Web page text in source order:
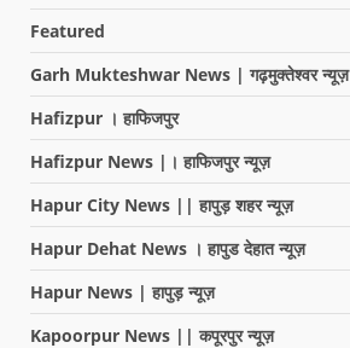
Featured
Garh Mukteshwar News | गढ़मुक्तेश्वर न्यूज़
Hafizpur । हाफिजपुर
Hafizpur News |। हाफिजपुर न्यूज़
Hapur City News || हापुड़ शहर न्यूज़
Hapur Dehat News । हापुड देहात न्यूज़
Hapur News | हापुड़ न्यूज़
Kapoorpur News || कपूरपुर न्यूज़